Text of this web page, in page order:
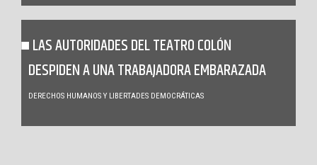
LAS AUTORIDADES DEL TEATRO COLÓN
DESPIDEN A UNA TRABAJADORA EMBARAZADA
DERECHOS HUMANOS Y LIBERTADES DEMOCRÁTICAS